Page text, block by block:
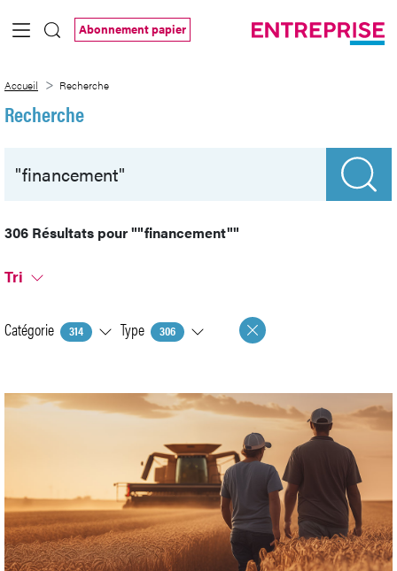
Saut au contenu principal
Abonnement papier
Accueil Recherche
Recherche
306 Résultats pour""financement""
Tri
Catégorie 314 Type 306